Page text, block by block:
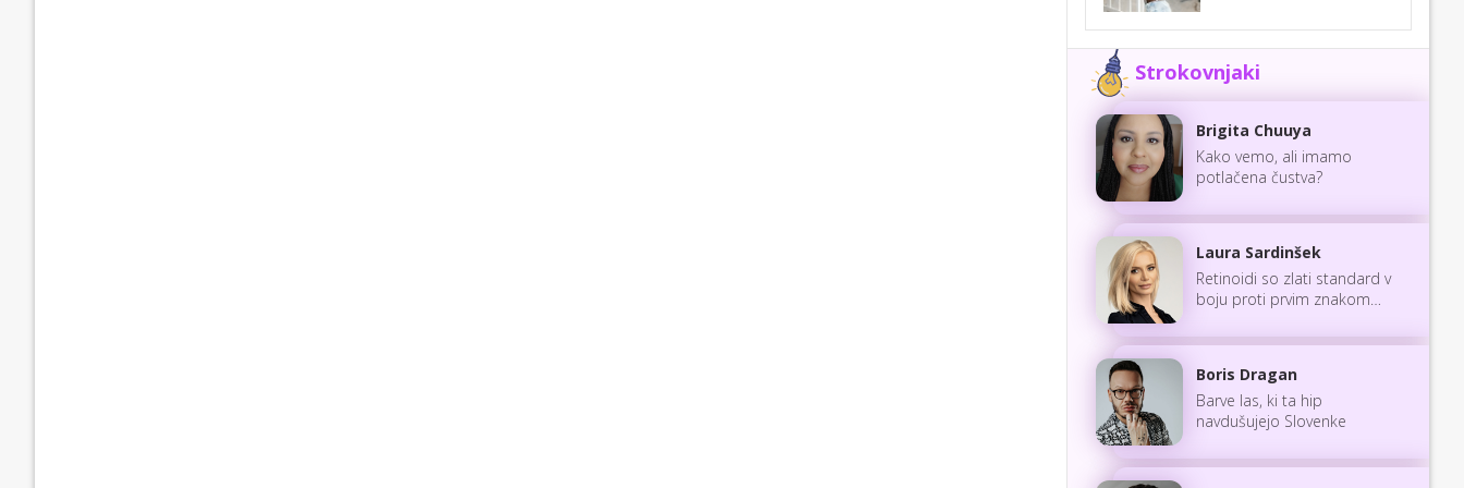
Strokovnjaki
Brigita Chuuya
Kako vemo, ali imamo
potlačena čustva?
Laura Sardinšek
Retinoidi so zlati standard v
boju proti prvim znakom
Boris Dragan
Barve las, ki ta hip
navdušujejo Slovenke